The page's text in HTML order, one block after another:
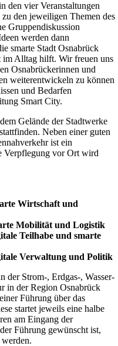
den vier Veranstaltungen
den jeweiligen Themen des
Gruppendiskussion
werden dann
smarte Stadt Osnabrück
im Alltag hilft. Wir freuen uns
Osnabrückerinnen und
weiterentwickeln zu können
und Bedarfen
Smart City.
Gelände der Stadtwerke
Neben einer guten
ist ein
Verpflegung vor Ort wird
Wirtschaft und
Mobilität und Logistik
Teilhabe und smarte
Verwaltung und Politik
der Strom-, Erdgas-, Wasser-
in der Region Osnabrück
Führung über das
startet jeweils eine halbe
am Eingang der
Führung gewünscht ist,